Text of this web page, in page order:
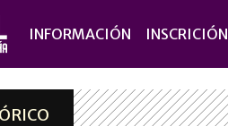
INFORMACIÓN INSCRICIÓN